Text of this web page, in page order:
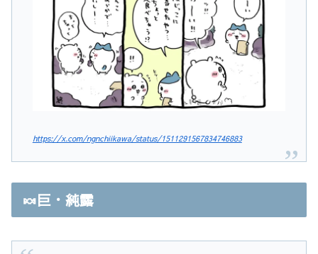
https://x.com/ngnchiikawa/status/1511291567834746883
🍬巨・純露